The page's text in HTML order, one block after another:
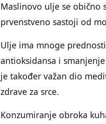
Maslinovo ulje se obično
prvenstveno sastoji od
Ulje ima mnoge
antioksidansa i
je također važan dio
zdrave za srce.
Konzumiranje obroka